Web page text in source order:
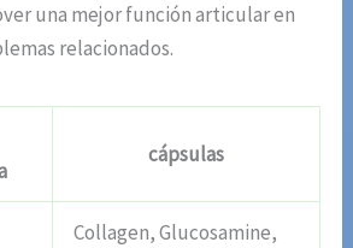
una mejor función articular en
relacionados.
cápsulas
Collagen, Glucosamine,